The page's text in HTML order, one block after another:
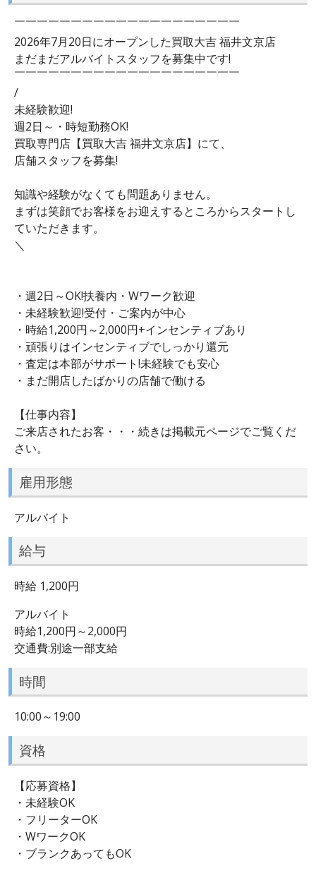
￣￣￣￣￣￣￣￣￣￣￣￣￣￣￣￣￣￣￣￣
2026年7月20日にオープンした買取大吉 福井文京店
まだまだアルバイトスタッフを募集中です!
￣￣￣￣￣￣￣￣￣￣￣￣￣￣￣￣￣￣￣￣
/
未経験歓迎!
週2日～・時短勤務OK!
買取専門店【買取大吉 福井文京店】にて、
店舗スタッフを募集!
知識や経験がなくても問題ありません。
まずは笑顔でお客様をお迎えするところからスタートし
ていただきます。
＼
・週2日～OK!扶養内・Wワーク歓迎
・未経験歓迎!受付・ご案内が中心
・時給1,200円～2,000円+インセンティブあり
・頑張りはインセンティブでしっかり還元
・査定は本部がサポート!未経験でも安心
・まだ開店したばかりの店舗で働ける
【仕事内容】
ご来店されたお客・・・続きは掲載元ページでご覧くだ
さい。
雇用形態
アルバイト
給与
時給 1,200円
アルバイト
時給1,200円～2,000円
交通費:別途一部支給
時間
10:00～19:00
資格
【応募資格】
・未経験OK
・フリーターOK
・WワークOK
・ブランクあってもOK